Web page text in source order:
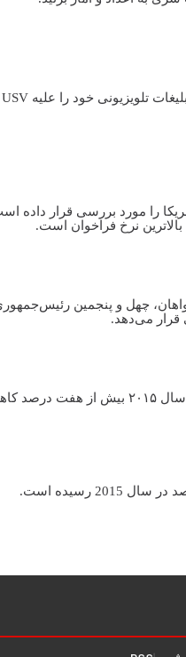
را مورد بررسی قرار داده
نرخ فراخوان است.
چهل و پنجمین
قرار می‌دهد.
پدال نیوز- پیش بینی می‌شود فروش خودرو در آمریکا در ماه اکتبر(مهر) نسبت به دوره مشابه در سال